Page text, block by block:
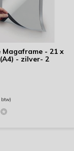
Magaframe - 21 x
- zilver- 2
btw)